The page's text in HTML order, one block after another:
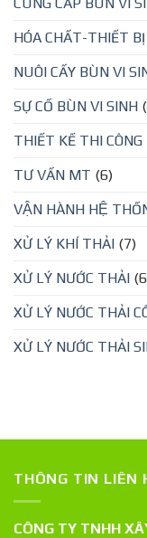
HÓA CHẤT-THIẾT
NUÔI CẤY BÙN VI
SỰ CỐ BÙN VI SINH
THIẾT KẾ THI
TƯ VẤN MT (6)
VẬN HÀNH HỆ
XỬ LÝ KHÍ THẢI (7)
XỬ LÝ NƯỚC THẢI
XỬ LÝ NƯỚC THẢI
XỬ LÝ NƯỚC THẢI
THÔNG TIN LIÊN
CÔNG TY TNHH